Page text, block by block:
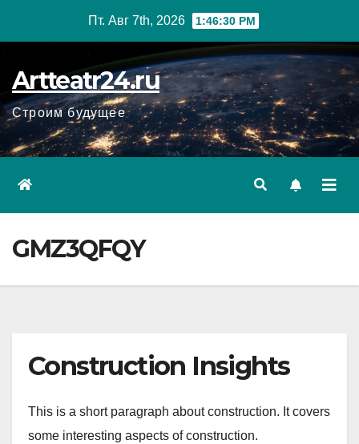
Пт. Авг 7th, 2026 1:46:31 PM
Artteatr24.ru
Строим будущее
GMZ3QFQY
Construction Insights
This is a short paragraph about construction. It covers
some interesting aspects of construction.